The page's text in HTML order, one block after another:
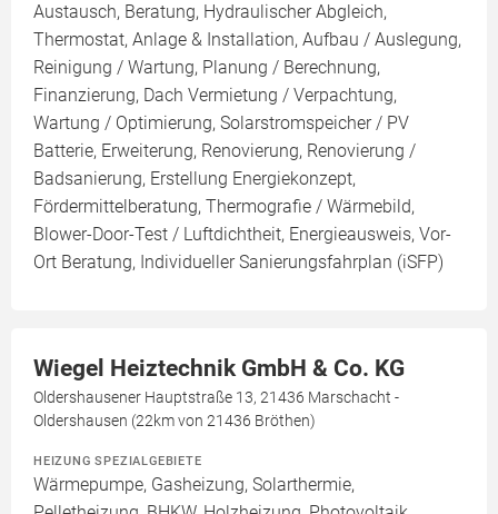
Austausch, Beratung, Hydraulischer Abgleich,
Thermostat, Anlage & Installation, Aufbau / Auslegung,
Reinigung / Wartung, Planung / Berechnung,
Finanzierung, Dach Vermietung / Verpachtung,
Wartung / Optimierung, Solarstromspeicher / PV
Batterie, Erweiterung, Renovierung, Renovierung /
Badsanierung, Erstellung Energiekonzept,
Fördermittelberatung, Thermografie / Wärmebild,
Blower-Door-Test / Luftdichtheit, Energieausweis, Vor-
Ort Beratung, Individueller Sanierungsfahrplan (iSFP)
Wiegel Heiztechnik GmbH & Co. KG
Oldershausener Hauptstraße 13, 21436 Marschacht -
Oldershausen (22km von 21436 Bröthen)
HEIZUNG SPEZIALGEBIETE
Wärmepumpe, Gasheizung, Solarthermie,